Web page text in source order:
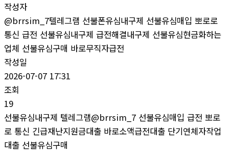
작성자
@brrsim_7텔레그램 선불폰유심내구제 선불유심매입 뽀로로
통신 급전 선불유심내구제 급전해결내구제 선불유심현금화하는
업체 선불유심구매 바로무직자급전
작성일
2026-07-07 17:31
조회
19
선불유심내구제 텔레그램@brrsim_7 선불유심매입 급전 뽀로
로 통신 긴급재난지원금대출 바로소액급전대출 단기연체자작업
대출 선불유심구매